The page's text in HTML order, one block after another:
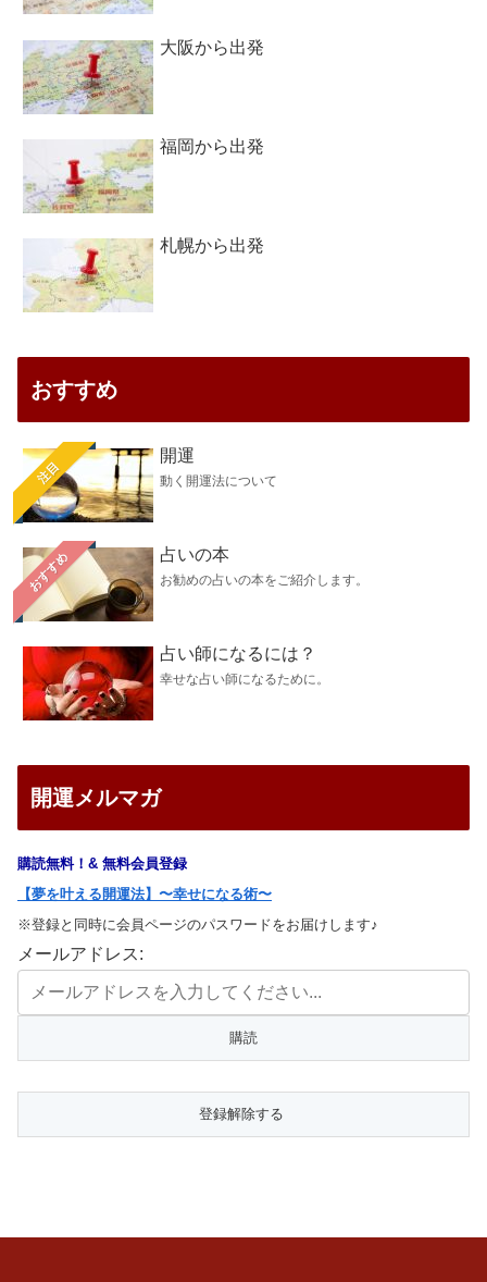
大阪から出発
福岡から出発
札幌から出発
おすすめ
注目
開運
動く開運法について
おすすめ 占いの本
お勧めの占いの本をご紹介します。
占い師になるには？
幸せな占い師になるために。
開運メルマガ
購読無料！& 無料会員登録
【夢を叶える開運法】〜幸せになる術〜
※登録と同時に会員ページのパスワードをお届けします♪
メールアドレス: